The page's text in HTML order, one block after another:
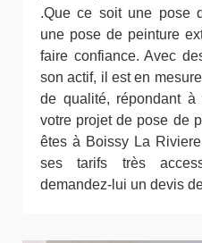
.Que ce soit une pose
une pose de peinture
faire confiance. Avec
son actif, il est en
de qualité, répondant à
votre projet de pose de
êtes à Boissy La
ses tarifs très
demandez-lui un devis